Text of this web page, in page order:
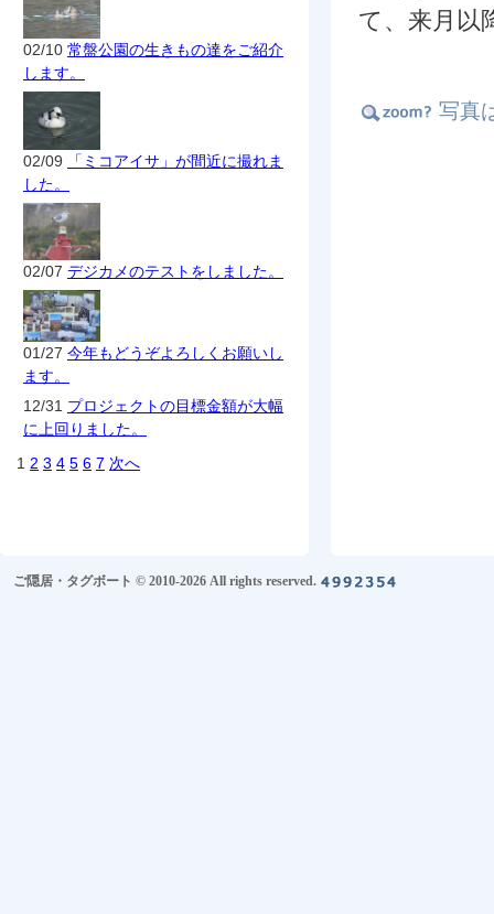
02/10 常盤公園の生きもの達をご紹介
します。
02/09
「ミコアイサ」が間近に撮れま
した。
02/07 デジカメのテストをしました。
01/27 今年もどうぞよろしくお願いし
ます。
12/31 プロジェクトの目標金額が大幅
に上回りました。
1 2 3 4 5 6 7 次へ
て、来月以
写真
ご隠居・タグボート © 2010-2026 All rights reserved.